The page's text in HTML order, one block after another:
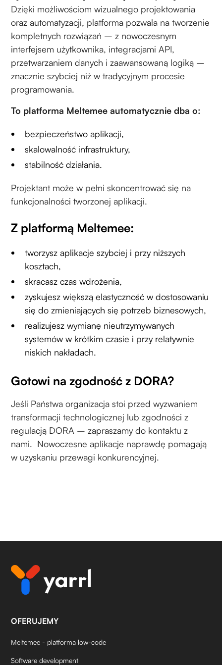
Dzięki możliwościom wizualnego projektowania
oraz automatyzacji, platforma pozwala na tworzenie
kompletnych rozwiązań – z nowoczesnym
interfejsem użytkownika, integracjami API,
przetwarzaniem danych i zaawansowaną logiką –
znacznie szybciej niż w tradycyjnym procesie
programowania.
To platforma Meltemee automatycznie dba o:
bezpieczeństwo aplikacji,
skalowalność infrastruktury,
stabilność działania.
Projektant może w pełni skoncentrować się na
funkcjonalności tworzonej aplikacji.
Z platformą Meltemee:
tworzysz aplikacje szybciej i przy niższych
kosztach,
skracasz czas wdrożenia,
zyskujesz większą elastyczność w dostosowaniu
się do zmieniających się potrzeb biznesowych,
realizujesz wymianę nieutrzymywanych
systemów w krótkim czasie i przy relatywnie
niskich nakładach.
Gotowi na zgodność z DORA?
Jeśli Państwa organizacja stoi przed wyzwaniem
transformacji technologicznej lub zgodności z
regulacją DORA – zapraszamy do kontaktu z
nami. Nowoczesne aplikacje naprawdę pomagają
w uzyskaniu przewagi konkurencyjnej.
OFERUJEMY
Meltemee - platforma low-code
Software development